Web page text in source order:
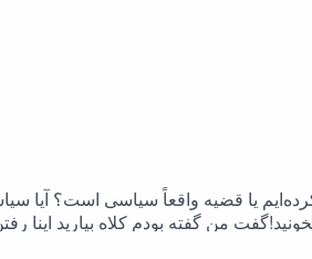
کرده‌ایم یا قضیه واقعاً سیاسی است؟
من گفته بودم کلاه بیارید
از این سه تا اصلا حرفی ندارملطفا